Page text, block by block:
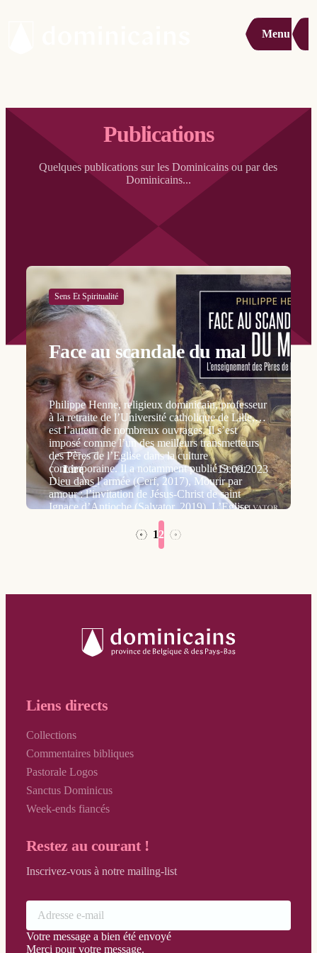
Menu
Publications
Quelques publications sur les Dominicains ou par des
Dominicains...
Sens Et Spiritualité
Face au scandale du mal
Philippe Henne, religieux dominicain, professeur
à la retraite de l’Université catholique de Lille,
est l’auteur de nombreux ouvrages. Il s’est
imposé comme l’un des meilleurs transmetteurs
des Pères de l’Eglise dans la culture
contemporaine. Il a notamment publié Servir
Dieu dans l’armée (Cerf, 2017), Mourir par
amour : l’invitation de Jésus-Christ de saint
Ignace d’Antioche (Salvator, 2019), L’Eglise
face au fanatisme. L’exemple des premiers
chrétiens (Salvator, 2021).
Lire 13.09.2023
← 12 →
Liens directs
Collections
Commentaires bibliques
Pastorale Logos
Sanctus Dominicus
Week-ends fiancés
Restez au courant !
Inscrivez-vous à notre mailing-list
Votre message a bien été envoyé
Merci pour votre message.